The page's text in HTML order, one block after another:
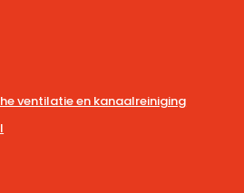
ventilatie en kanaalreiniging